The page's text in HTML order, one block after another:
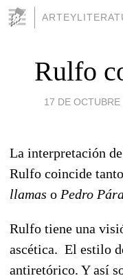
Rulfo
17 DE
La interpretación
Rulfo coincide
llamas o Pedro
Rulfo tiene una
ascética. El estilo
antiretórico. Y así